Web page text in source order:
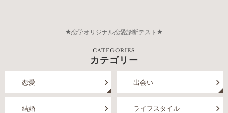
恋学オリジナル恋愛診断テスト
CATEGORIES
カテゴリー
恋愛 出会い
結婚 ライフスタイル